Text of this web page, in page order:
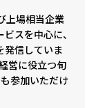
上場相当企業
スを中心に、
発信していま
営に役立つ旬
参加いただけ